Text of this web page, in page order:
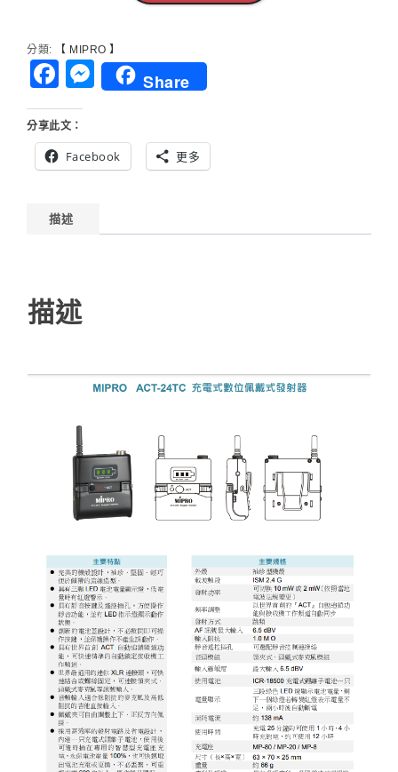
系
用
耳
分類: 【 MIPRO 】
Facebook
Messenger
Share
分享此文：
Facebook 更多
描述
描述